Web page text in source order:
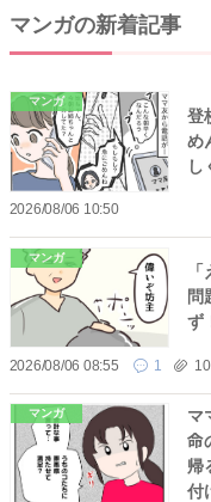
マンガの新着記事
マンガ
登
め
し
2026/08/06 10:50
マンガ
問
ず
2026/08/06 08:55 1 10
マンガ
マ
命
帰
付